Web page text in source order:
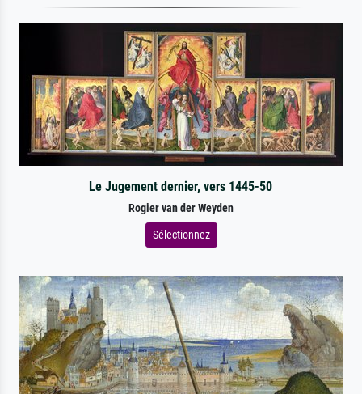
Le Jugement dernier, vers 1445-50
Rogier van der Weyden
Sélectionnez